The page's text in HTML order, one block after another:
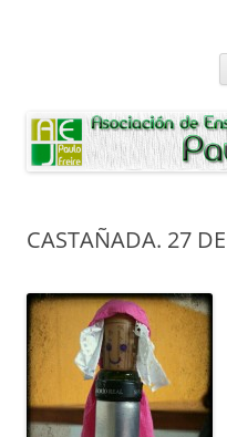
CASTAÑADA. 27